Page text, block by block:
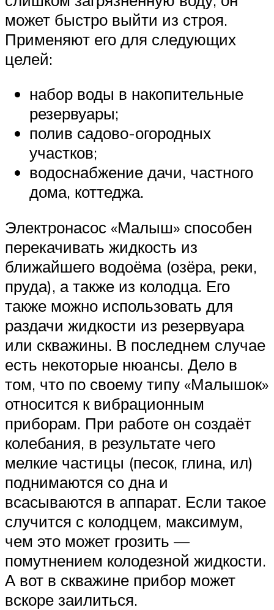
может быстро выйти из строя.
Применяют его для следующих
целей:
набор воды в накопительные
резервуары;
полив садово-огородных
участков;
водоснабжение дачи, частного
дома, коттеджа.
Электронасос «Малыш» способен
перекачивать жидкость из
ближайшего водоёма (озёра, реки,
пруда), а также из колодца. Его
также можно использовать для
раздачи жидкости из резервуара
или скважины. В последнем случае
есть некоторые нюансы. Дело в
том, что по своему типу «Малышок»
относится к вибрационным
приборам. При работе он создаёт
колебания, в результате чего
мелкие частицы (песок, глина, ил)
поднимаются со дна и
всасываются в аппарат. Если такое
случится с колодцем, максимум,
чем это может грозить —
помутнением колодезной жидкости.
А вот в скважине прибор может
вскоре заилиться.